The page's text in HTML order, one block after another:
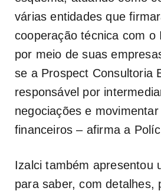
várias entidades que
cooperação técnica com o
por meio de suas
se a Prospect Consultoria
responsável por
negociações e
financeiros – afirma a
Izalci também apresentou
para saber, com detalhes,